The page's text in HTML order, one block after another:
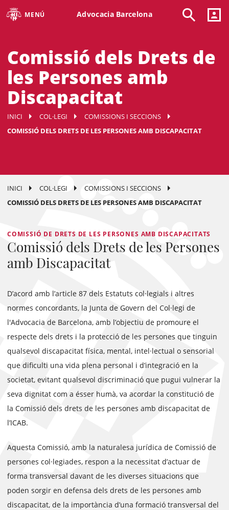
MENÚ Advocacia Barcelona
Comissió dels Drets de
les Persones amb
Discapacitat
INICI COL·LEGI
COMISSIONS I SECCIONS
COMISSIÓ DELS DRETS DE LES PERSONES AMB DISCAPACITAT
INICI COL·LEGI
COMISSIONS I SECCIONS
COMISSIÓ DELS DRETS DE LES PERSONES AMB DISCAPACITAT
COMISSIÓ DE DRETS DE LES PERSONES AMB DISCAPACITATS
Comissió dels Drets de les Persones
amb Discapacitat
D’acord amb l’article 87 dels Estatuts col·legials i altres
normes concordants, la Junta de Govern del Col·legi de
l'Advocacia de Barcelona, amb l’objectiu de promoure el
respecte dels drets i la protecció de les persones que tinguin
qualsevol discapacitat física, mental, intel·lectual o sensorial
que dificulti una vida plena personal i d’integració en la
societat, evitant qualsevol discriminació que pugui vulnerar la
seva dignitat com a ésser humà, va acordar la constitució de
la Comissió dels drets de les persones amb discapacitat de
l’ICAB.
Aquesta Comissió, amb la naturalesa jurídica de Comissió de
persones col·legiades, respon a la necessitat d’actuar de
forma transversal davant de les diverses situacions que
poden sorgir en defensa dels drets de les persones amb
discapacitat, de la importància d’una formació transversal del